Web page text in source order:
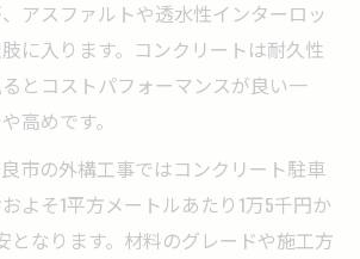
アスファルトや透水性インターロッ
に入ります。コンクリートは耐久性
とコストパフォーマンスが良い一
高めです。
市の外構工事ではコンクリート駐車
よそ1平方メートルあたり1万5千円か
となります。材料のグレードや施工方